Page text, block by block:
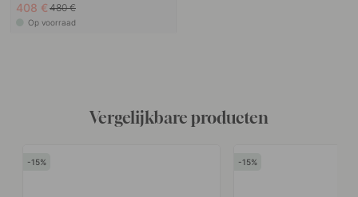
408 € 480 €
Op voorraad
Vergelijkbare producten
15 15